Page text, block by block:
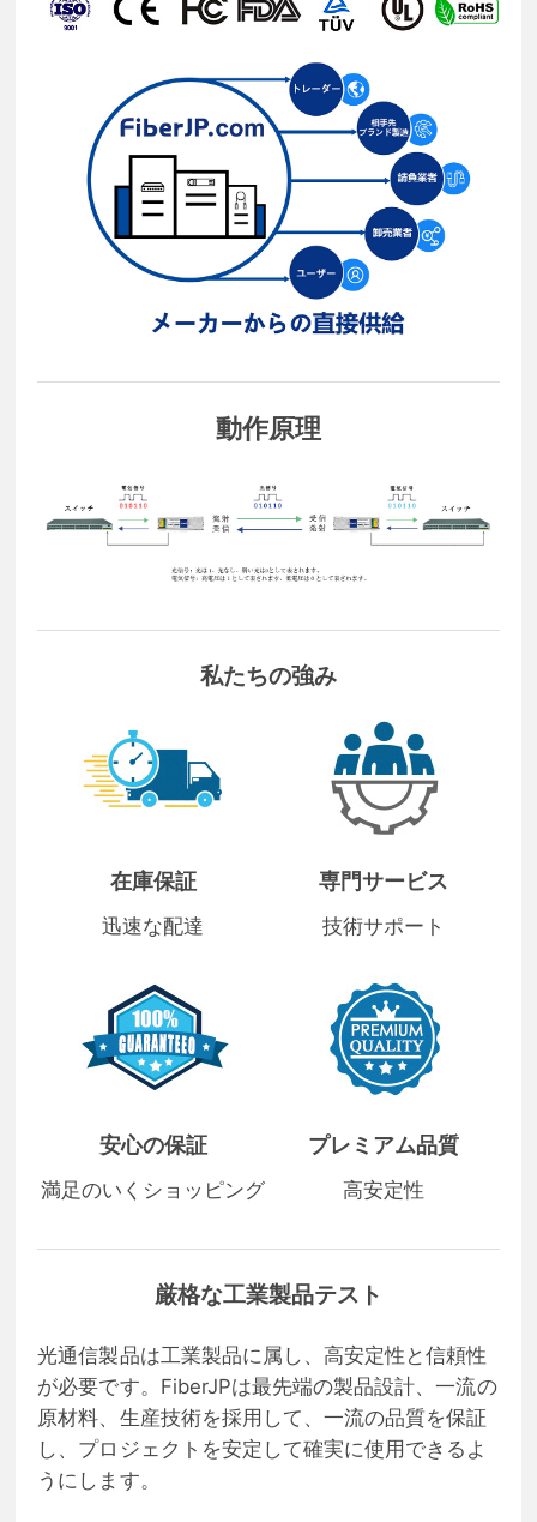
動作原理
私たちの強み
在庫保証
迅速な配達
専門サービス
技術サポート
安心の保証
満足のいくショッピング
プレミアム品質
高安定性
厳格な工業製品テスト
光通信製品は工業製品に属し、高安定性と信頼性
が必要です。FiberJPは最先端の製品設計、一流の
原材料、生産技術を採用して、一流の品質を保証
し、プロジェクトを安定して確実に使用できるよ
うにします。